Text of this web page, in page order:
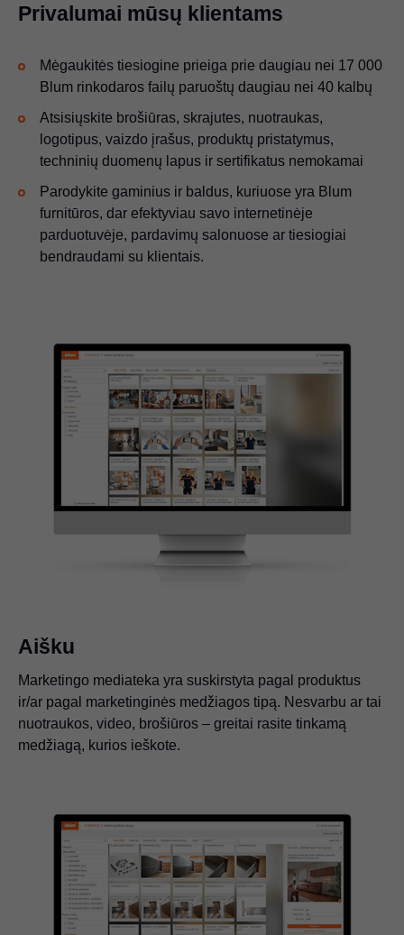
Privalumai mūsų klientams
Mėgaukitės tiesiogine prieiga prie daugiau nei 17 000
Blum rinkodaros failų paruoštų daugiau nei 40 kalbų
Atsisiųskite brošiūras, skrajutes, nuotraukas,
logotipus, vaizdo įrašus, produktų pristatymus,
techninių duomenų lapus ir sertifikatus nemokamai
Parodykite gaminius ir baldus, kuriuose yra Blum
furnitūros, dar efektyviau savo internetinėje
parduotuvėje, pardavimų salonuose ar tiesiogiai
bendraudami su klientais.
Aišku
Marketingo mediateka yra suskirstyta pagal produktus
ir/ar pagal marketinginės medžiagos tipą. Nesvarbu ar tai
nuotraukos, video, brošiūros – greitai rasite tinkamą
medžiagą, kurios ieškote.